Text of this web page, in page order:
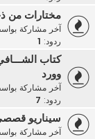
مختارات من
آخر مشاركة
ردود:
كتاب
وورد
آخر مشاركة
ردود: 7
سيناريو
آخر مشاركة